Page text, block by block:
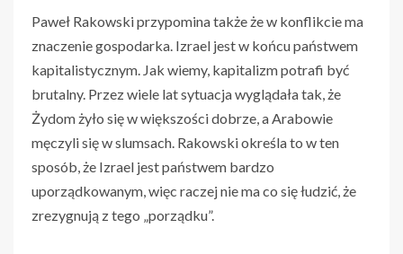
Paweł Rakowski przypomina także że w konflikcie ma
znaczenie gospodarka. Izrael jest w końcu państwem
kapitalistycznym. Jak wiemy, kapitalizm potrafi być
brutalny. Przez wiele lat sytuacja wyglądała tak, że
Żydom żyło się w większości dobrze, a Arabowie
męczyli się w slumsach. Rakowski określa to w ten
sposób, że Izrael jest państwem bardzo
uporządkowanym, więc raczej nie ma co się łudzić, że
zrezygnują z tego „porządku”.